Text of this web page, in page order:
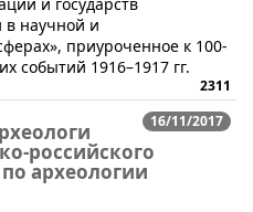
в научной и
приуроченное к 100-
событий 1916–1917 гг.
2311
16/11/2017
российского
археологии